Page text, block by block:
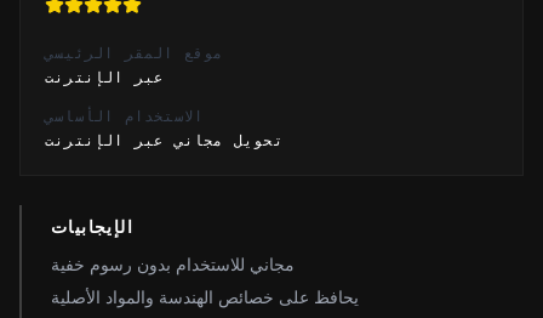
موقع المقر الرئيسي
عبر الإنترنت
الاستخدام الأساسي
تحويل مجاني عبر الإنترنت
الإيجابيات
مجاني للاستخدام بدون رسوم خفية
يحافظ على خصائص الهندسة والمواد الأصلية